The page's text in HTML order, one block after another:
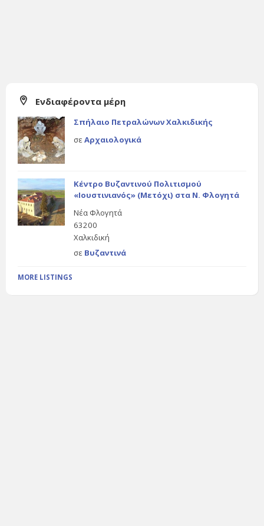
Ενδιαφέροντα μέρη
Σπήλαιο Πετραλώνων Χαλκιδικής
σε Αρχαιολογικά
Κέντρο Βυζαντινού Πολιτισμού
«Ιουστινιανός» (Μετόχι) στα Ν. Φλογητά
Νέα Φλογητά
63200
Χαλκιδική
σε Βυζαντινά
MORE LISTINGS